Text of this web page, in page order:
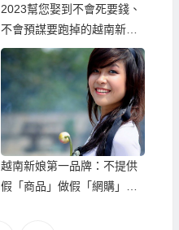
2023幫您娶到不會死要錢、
不會預謀要跑掉的越南新
娘！
越南新娘第一品牌：不提供
假「商品」做假「網購」…